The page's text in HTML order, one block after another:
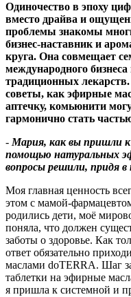
Одиночество в эпоху
вместо драйва и
проблемы знакомы
бизнес‑наставник и
круга. Она совмещает
международного бизнеса
традиционных
советы, как эфирные
аптечку, комьюнити
гармонично стать
-Мария, как вы пришли к
помощью натуральных
вопросы решили, придя
Моя главная ценность
этом с мамой-
родились дети, моё
поняла, что должен
заботы о здоровье. Как
ответ обязательно
маслами doTERRA. Шаг
таблетки на эфирные
я пришла к системной и